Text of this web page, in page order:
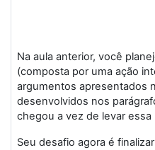
Na aula anterior, você
(composta por uma ação
argumentos apresentados
desenvolvidos nos
chegou a vez de levar
Seu desafio agora é